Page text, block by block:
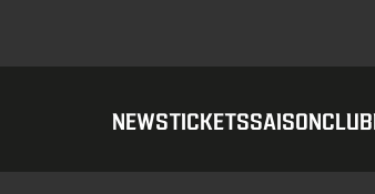
NEWSTICKETSSAISONCLUB